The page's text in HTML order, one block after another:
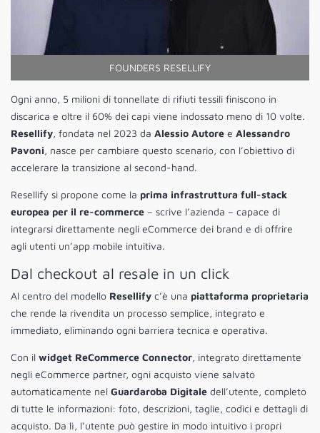
FOUNDERS RESELLIFY
Ogni anno, 5 milioni di tonnellate di rifiuti tessili finiscono in
discarica e oltre il 60% dei capi viene indossato meno di 10 volte.
Resellify, fondata nel 2023 da Alessio Autore e Alessandro
Pavoni, nasce per cambiare questo scenario, con l’obiettivo di
accelerare la transizione al second-hand.
Resellify si propone come la prima infrastruttura full-stack
europea per il re-commerce – scrive l’azienda – capace di
integrarsi direttamente negli eCommerce dei brand e di offrire
agli utenti un’app mobile intuitiva.
Dal checkout al resale in un click
Al centro del modello Resellify c’è una piattaforma proprietaria
che rende la rivendita un processo semplice, integrato e
immediato, eliminando ogni barriera tecnica e operativa.
Con il widget ReCommerce Connector, integrato direttamente
negli eCommerce partner, ogni acquisto viene salvato
automaticamente nel Guardaroba Digitale dell’utente, completo
di tutte le informazioni: foto, descrizioni, taglie, codici e dettagli di
acquisto. Da lì, l’utente può gestire in modo intuitivo i propri